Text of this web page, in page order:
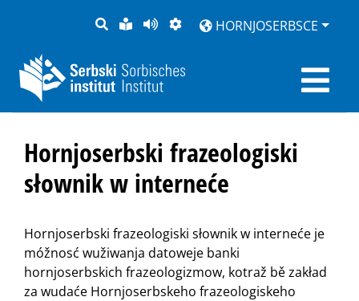
PYTANJE
LOCHKA
RĚČ
STRONU
PŘEDČITAĆ
ZWOBRAZNJENJE
HORNJOSERBSCE
Hornjoserbski frazeologiski
słownik w interneće
Hornjoserbski frazeologiski słownik w interneće je
móžnosć wužiwanja datoweje banki
hornjoserbskich frazeologizmow, kotraž bě zakład
za wudaće Hornjoserbskeho frazeologiskeho